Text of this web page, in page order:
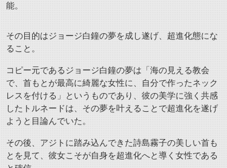
能。
その目的はジョージ白鐘の夢を成し遂げ、超進化態にな
ること。
コピー元であるジョージ白鐘の夢は「海の見える教会
で、首もとが最高に綺麗な女性に、自分で作ったネック
レスを付ける」というものであり、彼の美学に強く共感
したトルネードは、その夢を叶えることで超進化を遂げ
ようと目論んでいた。
その後、アジトに踏み込んできた詩島霧子の美しい首も
とを見て、彼女こそが自身を超進化へと導く女性である